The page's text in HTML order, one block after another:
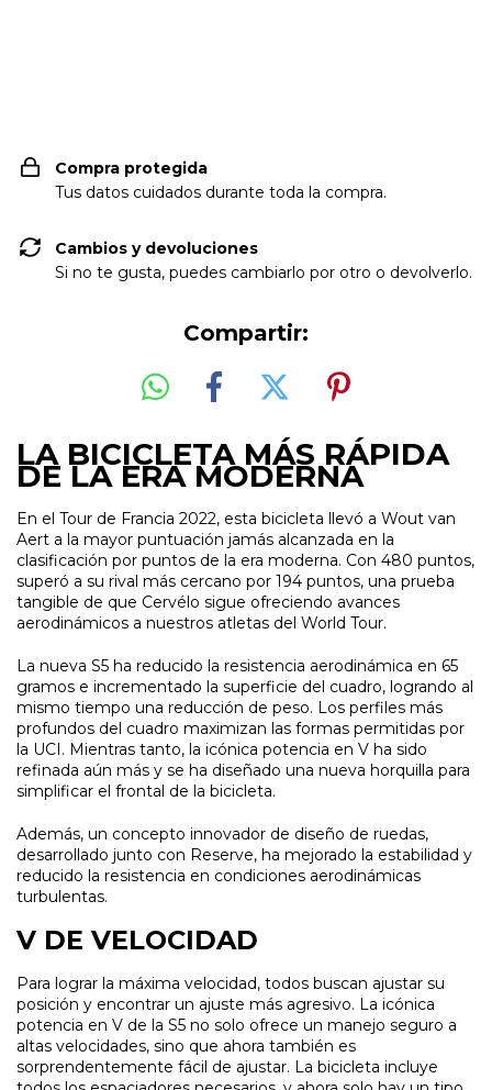
Compra protegida
Tus datos cuidados durante toda la compra.
Cambios y devoluciones
Si no te gusta, puedes cambiarlo por otro o devolverlo.
Compartir:
LA BICICLETA MÁS RÁPIDA
DE LA ERA MODERNA
En el Tour de Francia 2022, esta bicicleta llevó a Wout van
Aert a la mayor puntuación jamás alcanzada en la
clasificación por puntos de la era moderna. Con 480 puntos,
superó a su rival más cercano por 194 puntos, una prueba
tangible de que Cervélo sigue ofreciendo avances
aerodinámicos a nuestros atletas del World Tour.
La nueva S5 ha reducido la resistencia aerodinámica en 65
gramos e incrementado la superficie del cuadro, logrando al
mismo tiempo una reducción de peso. Los perfiles más
profundos del cuadro maximizan las formas permitidas por
la UCI. Mientras tanto, la icónica potencia en V ha sido
refinada aún más y se ha diseñado una nueva horquilla para
simplificar el frontal de la bicicleta.
Además, un concepto innovador de diseño de ruedas,
desarrollado junto con Reserve, ha mejorado la estabilidad y
reducido la resistencia en condiciones aerodinámicas
turbulentas.
V DE VELOCIDAD
Para lograr la máxima velocidad, todos buscan ajustar su
posición y encontrar un ajuste más agresivo. La icónica
potencia en V de la S5 no solo ofrece un manejo seguro a
altas velocidades, sino que ahora también es
sorprendentemente fácil de ajustar. La bicicleta incluye